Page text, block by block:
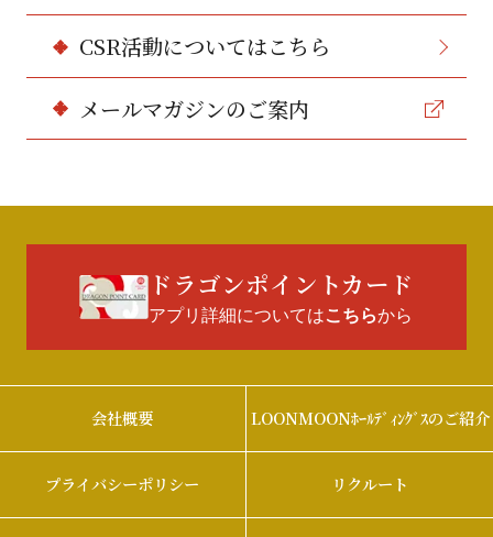
CSR活動についてはこちら
メールマガジンのご案内
ドラゴンポイントカード
アプリ詳細についてはこちらから
会社概要 LOONMOONﾎｰﾙﾃﾞｨﾝｸﾞｽのご紹介
プライバシーポリシー リクルート